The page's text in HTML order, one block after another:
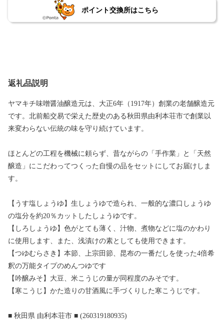
ポイント交換所はこちら
返礼品説明
ヤマキチ味噌醤油醸造元は、大正6年（1917年）創業の老舗醸造元
です。北前船交易で栄えた歴史のある秋田県由利本荘市で創業以
来変わらない伝統の味を守り続けています。
ほとんどの工程を機械に頼らず、昔ながらの「手作業」と「天然
醸造」にこだわってつくった自慢の品をセットにしてお届けしま
す。
【うす塩しょうゆ】生しょうゆで造られ、一般的な濃口しょうゆ
の塩分を約20％カットしたしょうゆです。
【しろしょうゆ】色がとても薄く、汁物、煮物などに塩のかわり
に使用します、また、浅漬けの素としても使用できます。
【つゆむらさき】本節、上宗田節、昆布の一番だしを使った4倍希
釈の万能タイプのめんつゆです
【吟醸みそ】大豆、米こうじの量が同程度のみそです。
【寒こうじ】かた造りの甘酒風に手づくりした寒こうじです。
■ 秋田県 由利本荘市 ■ (260319180935)